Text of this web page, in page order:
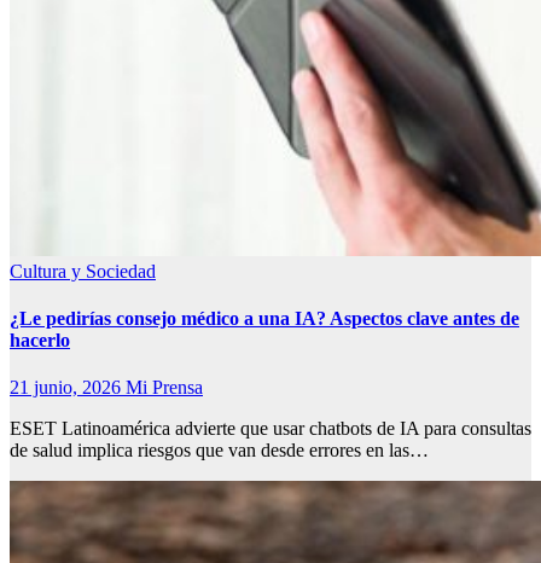
Cultura y Sociedad
¿Le pedirías consejo médico a una IA? Aspectos clave antes de
hacerlo
21 junio, 2026 Mi Prensa
ESET Latinoamérica advierte que usar chatbots de IA para consultas
de salud implica riesgos que van desde errores en las…